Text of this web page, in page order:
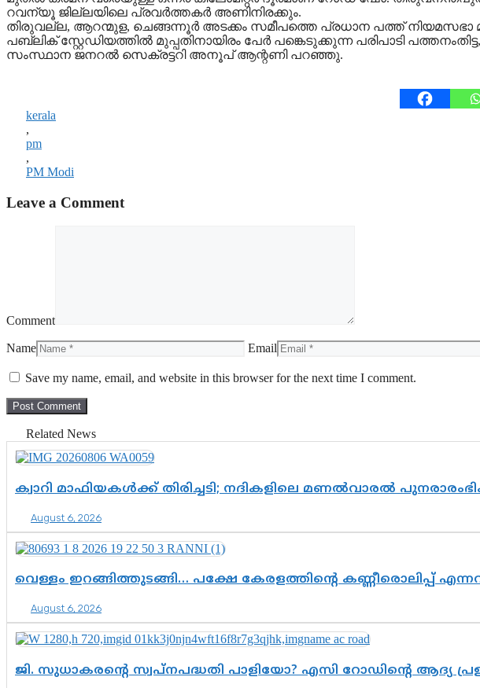
റവന്യൂ ജില്ലയിലെ പ്രവര്‍ത്തകര്‍ അണിനിരക്കും.
തിരുവല്ല, ആറന്മുള, ചെങ്ങന്നൂര്‍ അടക്കം സമീപത്തെ പ്രധാന പത്ത് നിയമസഭാ
പബ്ലിക് സ്റ്റേഡിയത്തില്‍ മുപ്പതിനായിരം പേര്‍ പങ്കെടുക്കുന്ന പരിപാടി
സംസ്ഥാന ജനറല്‍ സെക്രട്ടറി അനൂപ് ആന്റണി പറഞ്ഞു.
kerala
,
pm
,
PM Modi
Leave a Comment
Comment
Name Email
Save my name, email, and website in this browser for the next time I comment.
Related News
ക്വാറി മാഫിയകൾക്ക് തിരിച്ചടി; നദികളിലെ മണൽവാരൽ
August 6, 2026
വെള്ളം ഇറങ്ങിത്തുടങ്ങി… പക്ഷേ കേരളത്തിന്റെ കണ്ണീരൊലിപ്പ്
August 6, 2026
ജി. സുധാകരന്റെ സ്വപ്നപദ്ധതി പാളിയോ? എസി റോഡിന്റെ ആദ്യ